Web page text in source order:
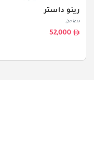
رينو داستر
بدءا من
52,000